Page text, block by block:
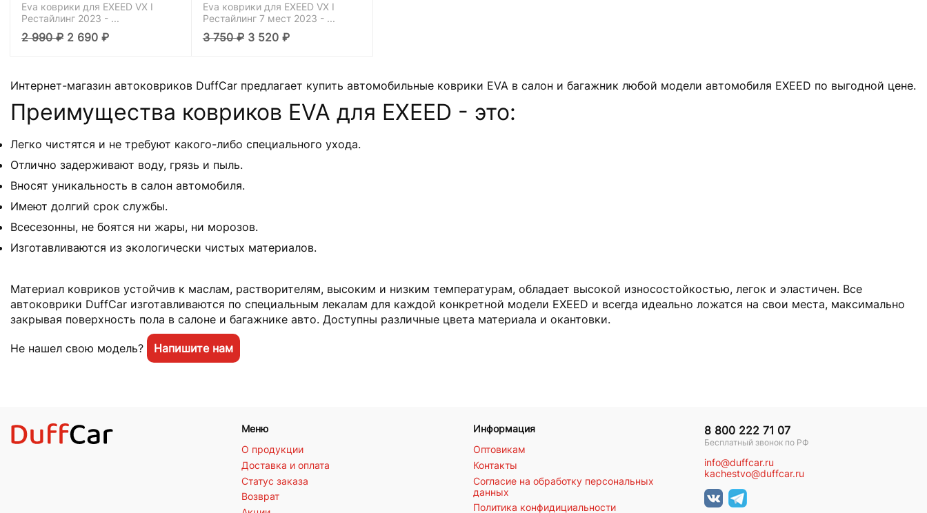
Eva коврики для EXEED VX I
Рестайлинг 2023 - ...
2 990₽ 2 690 ₽
Eva коврики для EXEED VX I
Рестайлинг 7 мест 2023 - ...
3 750₽ 3 520 ₽
Интернет-магазин автоковриков DuffCar предлагает купить автомобильные коврики EVA в салон и багажник любой модели автомобиля EXEED по выгодной цене.
Преимущества ковриков EVA для EXEED - это:
Легко чистятся и не требуют какого-либо специального ухода.
Отлично задерживают воду, грязь и пыль.
Вносят уникальность в салон автомобиля.
Имеют долгий срок службы.
Всесезонны, не боятся ни жары, ни морозов.
Изготавливаются из экологически чистых материалов.
Материал ковриков устойчив к маслам, растворителям, высоким и низким температурам, обладает высокой износостойкостью, легок и эластичен. Все
автоковрики DuffCar изготавливаются по специальным лекалам для каждой конкретной модели EXEED и всегда идеально ложатся на свои места, максимально
закрывая поверхность пола в салоне и багажнике авто. Доступны различные цвета материала и окантовки.
Не нашел свою модель? Напишите нам
Меню
О продукции
Доставка и оплата
Статус заказа
Возврат
Информация
Оптовикам
Контакты
Согласие на обработку персональных
данных
Политика конфидициальности
8 800 222 71 07
Бесплатный звонок по РФ
info@duffcar.ru
kachestvo@duffcar.ru